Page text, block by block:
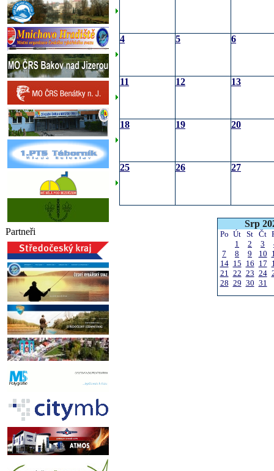
Partneři
4 5 6
11 12 13
18 19 20
25 26 27
Srp
Po Út St Čt
1
2 3
7
8 9 10
14 15 16 17
21 22 23 24
28 29 30 31